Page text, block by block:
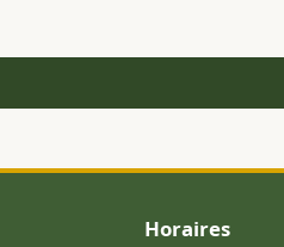
Horaires